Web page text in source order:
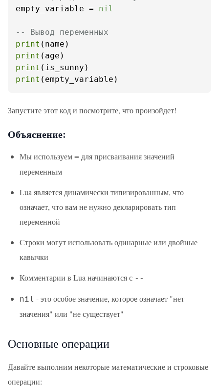
empty_variable = nil
-- Вывод переменных
print
print
print
print (empty_variable)
Запустите этот код и посмотрите, что произойдет!
Объяснение:
Мы используем = для присваивания значений
переменным
Lua является динамически типизированным, что
означает, что вам не нужно декларировать тип
переменной
Строки могут использовать одинарные или двойные
кавычки
Комментарии в Lua начинаются с --
nil - это особое значение, которое означает "нет
значения" или "не существует"
Основные операции
Давайте выполним некоторые математические и строковые
операции: